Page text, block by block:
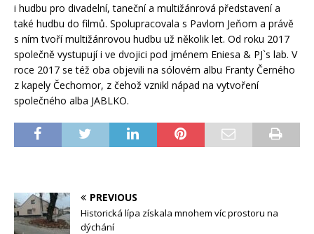
i hudbu pro divadelní, taneční a multižánrová představení a
také hudbu do filmů. Spolupracovala s Pavlom Jeňom a právě
s ním tvoří multižánrovou hudbu už několik let. Od roku 2017
společně vystupují i ve dvojici pod jménem Eniesa & PJ`s lab. V
roce 2017 se též oba objevili na sólovém albu Franty Černého
z kapely Čechomor, z čehož vznikl nápad na vytvoření
společného alba JABLKO.
PREVIOUS
Historická lípa získala mnohem víc prostoru na
dýchání